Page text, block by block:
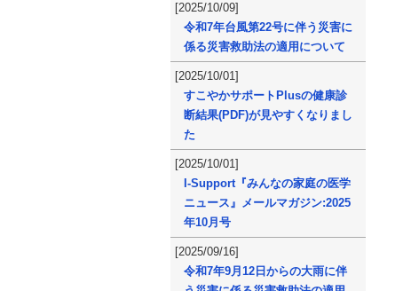
[2025/10/09]
令和7年台風第22号に伴う災害に
係る災害救助法の適用について
[2025/10/01]
すこやかサポートPlusの健康診
断結果(PDF)が見やすくなりまし
た
[2025/10/01]
I-Support『みんなの家庭の医学
ニュース』メールマガジン:2025
年10月号
[2025/09/16]
令和7年9月12日からの大雨に伴